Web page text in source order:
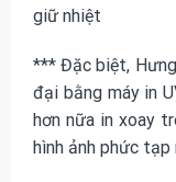
giữ nhiệt
*** Đặc biệt,
đại bằng máy in
hơn nữa in xoay
hình ảnh phức tạp